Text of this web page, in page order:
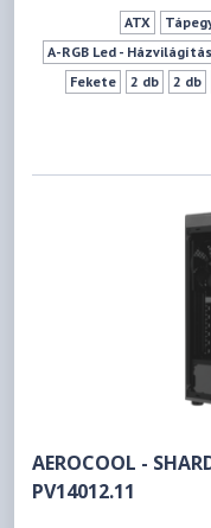
ATX
A-RGB Led - Házvilágítás
Fekete
2 db 2 db
AEROCOOL -
PV14012.11